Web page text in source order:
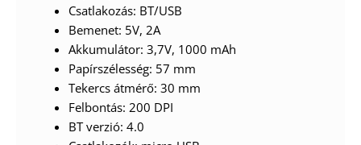
Csatlakozás: BT/USB
Bemenet: 5V, 2A
Akkumulátor: 3,7V, 1000 mAh
Papírszélesség: 57 mm
Tekercs átmérő: 30 mm
Felbontás: 200 DPI
BT verzió: 4.0